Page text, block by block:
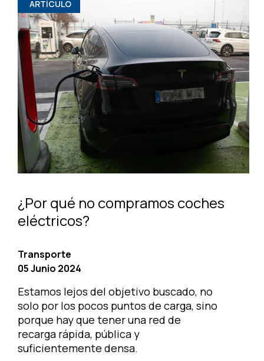
ARTÍCULO
¿Por qué no compramos coches
eléctricos?
Transporte
05 Junio 2024
Estamos lejos del objetivo buscado, no
solo por los pocos puntos de carga, sino
porque hay que tener una red de
recarga rápida, pública y
suficientemente densa.